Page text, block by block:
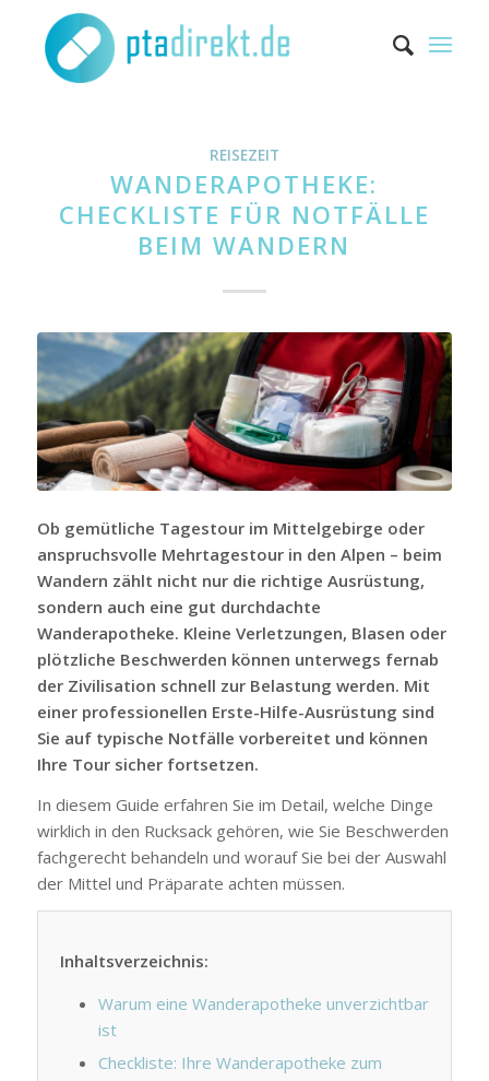
REISEZEIT
WANDERAPOTHEKE:
CHECKLISTE FÜR NOTFÄLLE
BEIM WANDERN
Ob gemütliche Tagestour im Mittelgebirge oder
anspruchsvolle Mehrtagestour in den Alpen – beim
Wandern zählt nicht nur die richtige Ausrüstung,
sondern auch eine gut durchdachte
Wanderapotheke. Kleine Verletzungen, Blasen oder
plötzliche Beschwerden können unterwegs fernab
der Zivilisation schnell zur Belastung werden. Mit
einer professionellen Erste-Hilfe-Ausrüstung sind
Sie auf typische Notfälle vorbereitet und können
Ihre Tour sicher fortsetzen.
In diesem Guide erfahren Sie im Detail, welche Dinge
wirklich in den Rucksack gehören, wie Sie Beschwerden
fachgerecht behandeln und worauf Sie bei der Auswahl
der Mittel und Präparate achten müssen.
Inhaltsverzeichnis:
Warum eine Wanderapotheke unverzichtbar
ist
Checkliste: Ihre Wanderapotheke zum